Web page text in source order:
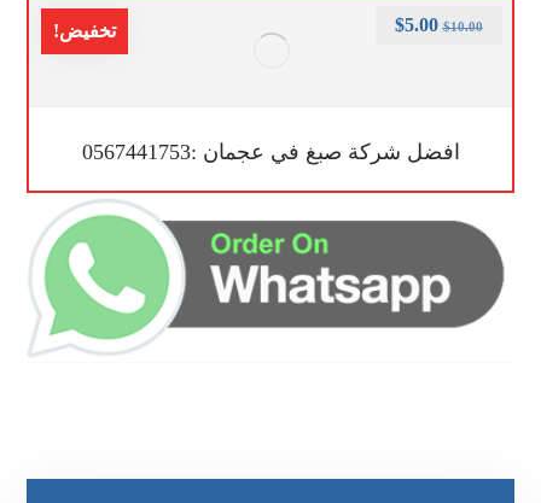
تخفيض!
افضل شركة صبغ في عجمان :0567441753
$10.00
$5.00